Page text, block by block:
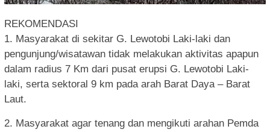
REKOMENDASI
1. Masyarakat di sekitar G. Lewotobi Laki-laki dan
pengunjung/wisatawan tidak melakukan aktivitas apapun
dalam radius 7 Km dari pusat erupsi G. Lewotobi Laki-
laki, serta sektoral 9 km pada arah Barat Daya – Barat
Laut.
2. Masyarakat agar tenang dan mengikuti arahan Pemda